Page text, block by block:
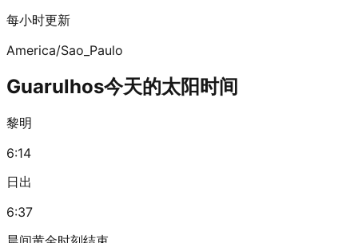
每小时更新
America/Sao_Paulo
Guarulhos今天的太阳时间
黎明
6:14
日出
6:37